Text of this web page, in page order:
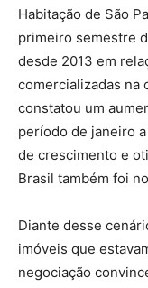
Habitação de São
primeiro semestre
desde 2013 em
comercializadas na
constatou um
período de janeiro
de crescimento e
Brasil também foi
Diante desse
imóveis que
negociação